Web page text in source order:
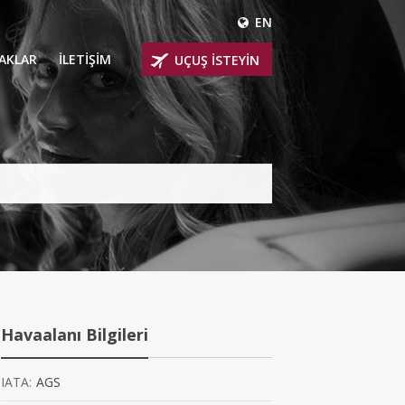
EN
UÇAKLAR
UÇAKLAR
İLETİŞİM UÇUŞ İSTEYİN
Havaalanı Bilgileri
IATA: AGS